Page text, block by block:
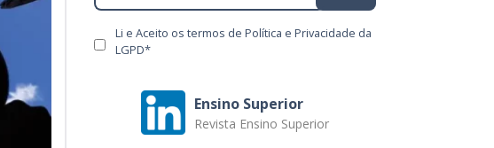
Li e Aceito os termos de Política e Privacidade da
LGPD*
Ensino Superior
Revista Ensino Superior